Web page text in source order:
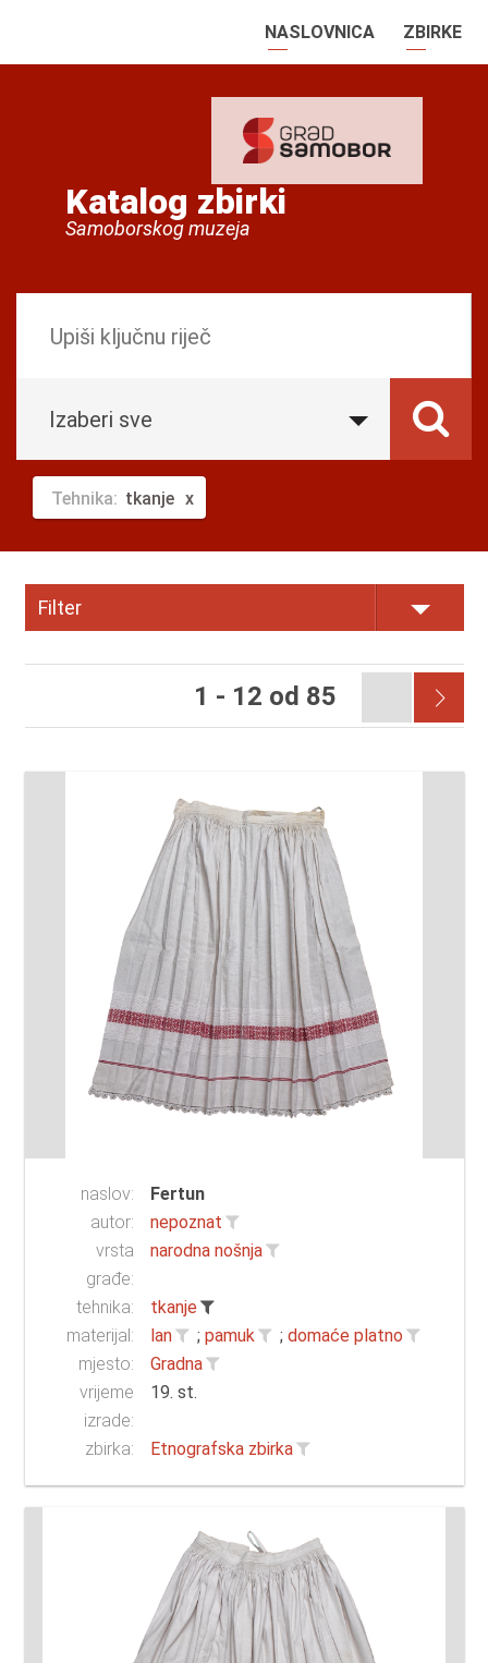
NASLOVNICA ZBIRKE
Katalog zbirki
Samoborskog muzeja
Izaberi sve
Tehnika: tkanje
Filter
1 - 12 od 85
naslov:
Fertun
autor:
nepoznat
vrsta
građe:
narodna nošnja
tehnika:
tkanje
materijal:
lan ; pamuk ; domaće platno
mjesto:
Gradna
vrijeme
izrade:
19. st.
zbirka: Etnografska zbirka